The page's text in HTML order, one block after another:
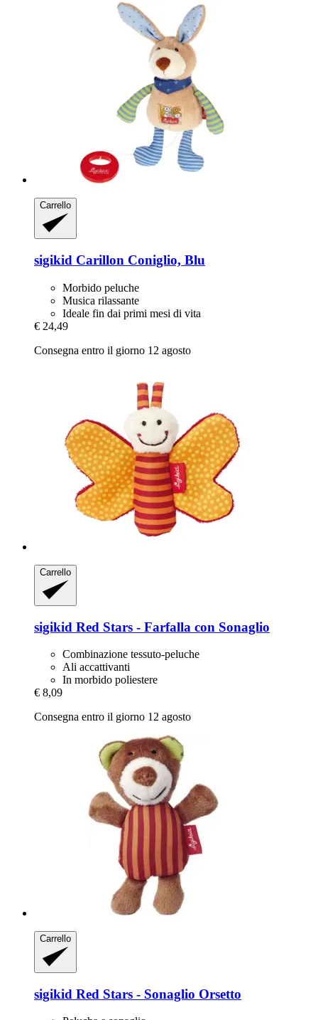
Carrello
sigikid Carillon Coniglio, Blu
Morbido peluche
Musica rilassante
Ideale fin dai primi mesi di vita
€ 24,49
Consegna entro il giorno 12 agosto
Carrello
sigikid Red Stars -​ Farfalla con Sonaglio
Combinazione tessuto-peluche
Ali accattivanti
In morbido poliestere
€ 8,09
Consegna entro il giorno 12 agosto
Carrello
sigikid Red Stars -​ Sonaglio Orsetto